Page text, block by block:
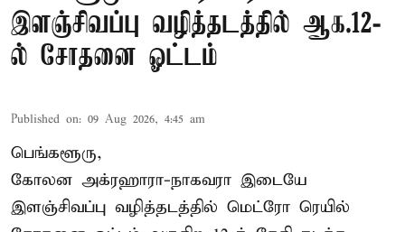
இளஞ்சிவப்பு வழித்தடத்தில் ஆக.12-
ல் சோதனை ஓட்டம்
Published on: 09 Aug 2026, 4:45 am
பெங்களூரு,
கோலன அக்ரஹாரா-நாகவரா இடையே
இளஞ்சிவப்பு வழித்தடத்தில் மெட்ரோ ரெயில்